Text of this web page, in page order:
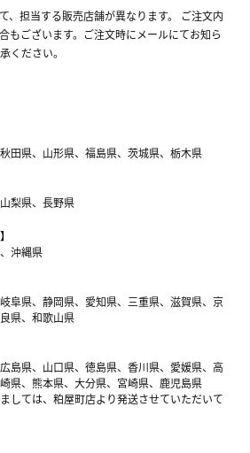
、担当する販売店舗が異なります。 ご注文内
もございます。ご注文時にメールにてお知ら
ください。
田県、山形県、福島県、茨城県、栃木県
梨県、長野県
沖縄県
阜県、静岡県、愛知県、三重県、滋賀県、京
県、和歌山県
島県、山口県、徳島県、香川県、愛媛県、高
県、熊本県、大分県、宮崎県、鹿児島県
しては、粕屋町店より発送させていただいて